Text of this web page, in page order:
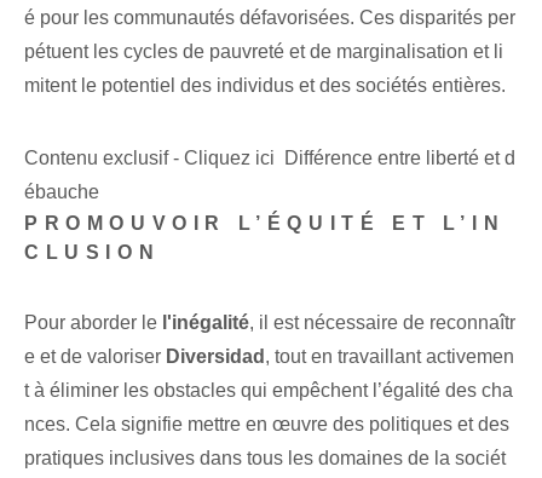
é pour les communautés défavorisées. Ces disparités per
pétuent les cycles de pauvreté et de marginalisation et li
mitent le potentiel des individus et des sociétés entières.
Contenu exclusif - Cliquez ici Différence entre liberté et d
ébauche
PROMOUVOIR L’ÉQUITÉ ET L’IN
CLUSION
Pour aborder le l'inégalité, il est nécessaire de reconnaîtr
e et de valoriser⁢ Diversidad , tout en travaillant activemen
t à éliminer les obstacles qui empêchent l’égalité des cha
nces. Cela signifie mettre en œuvre des politiques et des
pratiques inclusives dans tous les domaines de la sociét